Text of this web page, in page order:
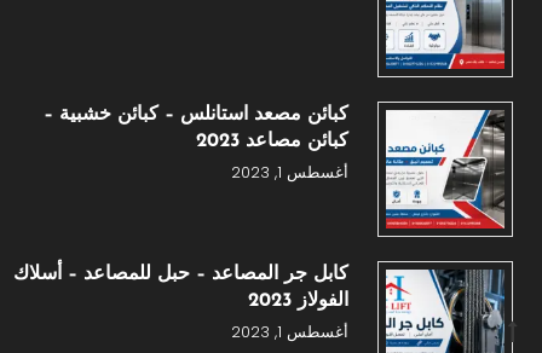
كبائن مصعد استانلس – كبائن خشبية –
كبائن مصاعد 2023
أغسطس 1, 2023
كابل جر المصاعد – حبل للمصاعد – أسلاك
الفولاز 2023
أغسطس 1, 2023